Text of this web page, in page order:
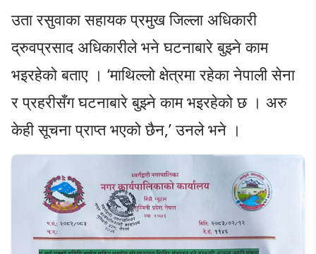
उता रसुवाका सहायक प्रमुख जिल्ला अधिकारी
द्रुवप्रसाद अधिकारीले भने घटनाबारे बुझ्ने काम
भइरहेको बताए । ‘माथिल्लो क्षेत्रमा रहेका नेपाली सेना
र प्रहरीसँग घटनाबारे बुझ्ने काम भइरहेको छ । अरु
केही सूचना प्राप्त भएको छैन,’ उनले भने ।